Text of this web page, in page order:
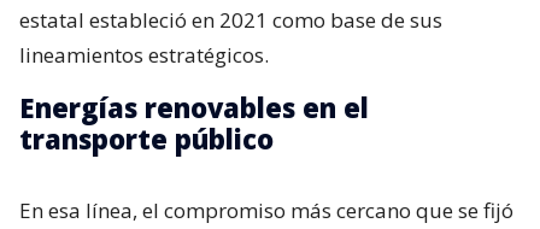
estatal estableció en 2021 como base de sus
lineamientos estratégicos.
Energías renovables en el
transporte público
En esa línea, el compromiso más cercano que se fijó